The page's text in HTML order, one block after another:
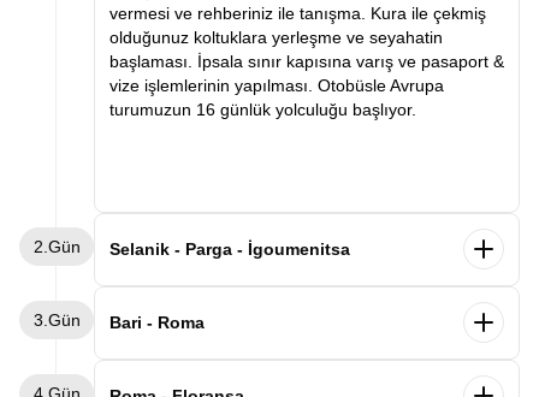
vermesi ve rehberiniz ile tanışma. Kura ile çekmiş
olduğunuz koltuklara yerleşme ve seyahatin
başlaması. İpsala sınır kapısına varış ve pasaport &
vize işlemlerinin yapılması. Otobüsle Avrupa
turumuzun 16 günlük yolculuğu başlıyor.
2.Gün Selanik - Parga - İgoumenitsa
Ardından Selanik şehir turu. Selanik’te görülecek
yerler arasında Atatürk’ün evi, Kordon, Beyaz Kule
3.Gün Bari - Roma